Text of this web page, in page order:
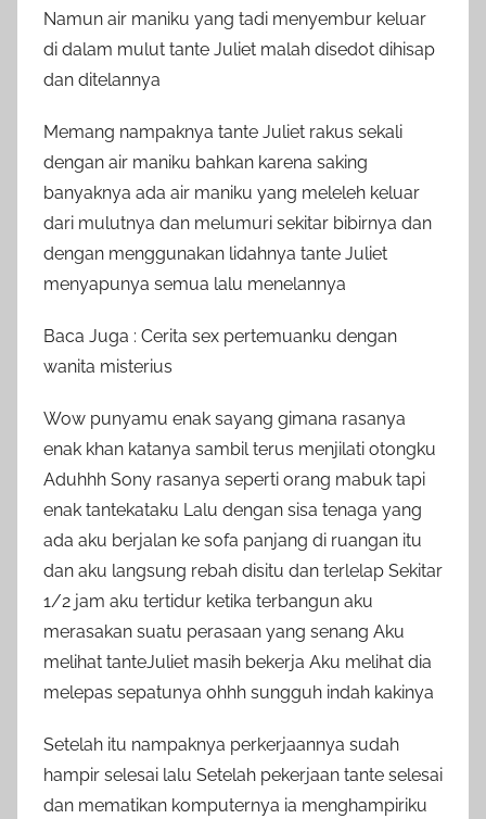
Namun air maniku yang tadi menyembur keluar
di dalam mulut tante Juliet malah disedot dihisap
dan ditelannya
Memang nampaknya tante Juliet rakus sekali
dengan air maniku bahkan karena saking
banyaknya ada air maniku yang meleleh keluar
dari mulutnya dan melumuri sekitar bibirnya dan
dengan menggunakan lidahnya tante Juliet
menyapunya semua lalu menelannya
Baca Juga : Cerita sex pertemuanku dengan
wanita misterius
Wow punyamu enak sayang gimana rasanya
enak khan katanya sambil terus menjilati otongku
Aduhhh Sony rasanya seperti orang mabuk tapi
enak tantekataku Lalu dengan sisa tenaga yang
ada aku berjalan ke sofa panjang di ruangan itu
dan aku langsung rebah disitu dan terlelap Sekitar
1/2 jam aku tertidur ketika terbangun aku
merasakan suatu perasaan yang senang Aku
melihat tanteJuliet masih bekerja Aku melihat dia
melepas sepatunya ohhh sungguh indah kakinya
Setelah itu nampaknya perkerjaannya sudah
hampir selesai lalu Setelah pekerjaan tante selesai
dan mematikan komputernya ia menghampiriku